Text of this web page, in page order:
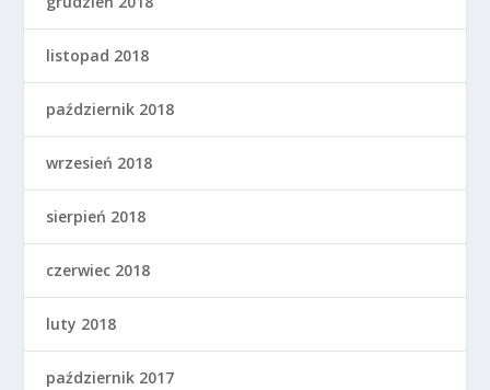
listopad 2018
październik 2018
wrzesień 2018
sierpień 2018
czerwiec 2018
luty 2018
październik 2017